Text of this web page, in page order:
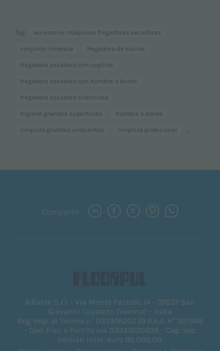
Tag: accesorios máquinas fregadoras secadoras
conjunto limpieza fregadora de suelos
fregadora secadora con cepillos
fregadora secadora con hombre a bordo
fregadora secadora silenciosa
higiene grandes superficies hombre a bordo
limpieza grandes ambientes limpieza profesional ...
Compartir
Adiatek S.r.l. - Via Monte Pastello 14 - 37057 San
Giovanni Lupatoto (Verona) - Italia
Reg. Imp. di Verona n° 03333620239 R.E.A. n° 327949
- Cod. Fisc. e Partita iva 03333620239 - Cap. soc.
versión inter. euro 90.000,00